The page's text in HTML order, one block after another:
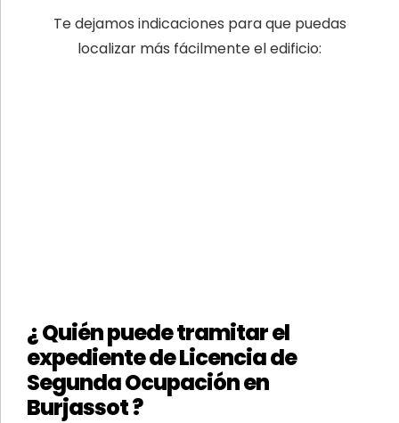
Te dejamos indicaciones para que puedas
localizar más fácilmente el edificio:
¿ Quién puede tramitar el
expediente de Licencia de
Segunda Ocupación en
Burjassot ?